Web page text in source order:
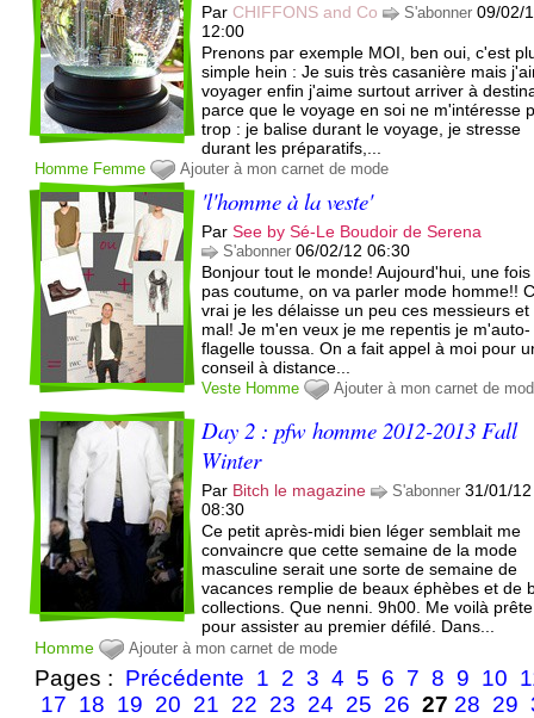
Par CHIFFONS and Co S'abonner 09/02/
12:00
Prenons par exemple MOI, ben oui, c'est
simple hein : Je suis très casanière mais
voyager enfin j'aime surtout arriver à
parce que le voyage en soi ne m'intéresse
trop : je balise durant le voyage, je stresse
durant les préparatifs,...
Homme Femme Ajouter à mon carnet de mode
'l'homme à la veste'
ParSee by Sé-Le Boudoir de Serena
S'abonner 06/02/12 06:30
Bonjour tout le monde! Aujourd'hui, une
pas coutume, on va parler mode homme!!
vrai je les délaisse un peu ces messieurs et
mal! Je m'en veux je me repentis je m'auto-
flagelle toussa. On a fait appel à moi pour
conseil à distance...
Veste Homme Ajouter à mon carnet de
Day 2 : pfw homme 2012-2013 Fall
Winter
Par Bitch le magazine S'abonner 31/01/12
08:30
Ce petit après-midi bien léger semblait me
convaincre que cette semaine de la mode
masculine serait une sorte de semaine de
vacances remplie de beaux éphèbes et de
collections. Que nenni. 9h00. Me voilà prête
pour assister au premier défilé. Dans...
Homme
Ajouter à mon carnet de mode
Pages : Précédente 1 2 3 4 5 6 7 8 9 10
17 18 19 20 21 22 23 24 25 26 27 28 29